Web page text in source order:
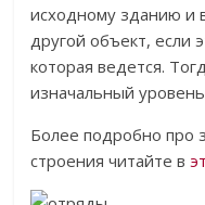
исходному зданию и
другой объект, если
которая ведется.
изначальный
Более подробно про
строения читайте в